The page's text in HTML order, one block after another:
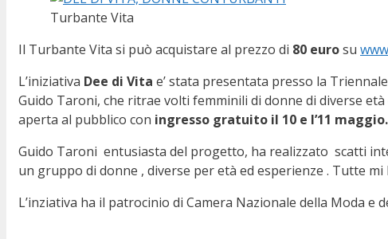
Turbante Vita
Il Turbante Vita si può acquistare al prezzo di 80 eurosu
L’iniziativa Dee di Vita e’ stata presentata presso la
Guido Taroni, che ritrae volti femminili di donne di diverse
aperta al pubblico con ingresso gratuito il 10 e l’11 maggio.
Guido Taroni entusiasta del progetto, ha realizzato scatti
un gruppo di donne , diverse per età ed esperienze . Tutte
L’inziativa ha il patrocinio di Camera Nazionale della Moda e